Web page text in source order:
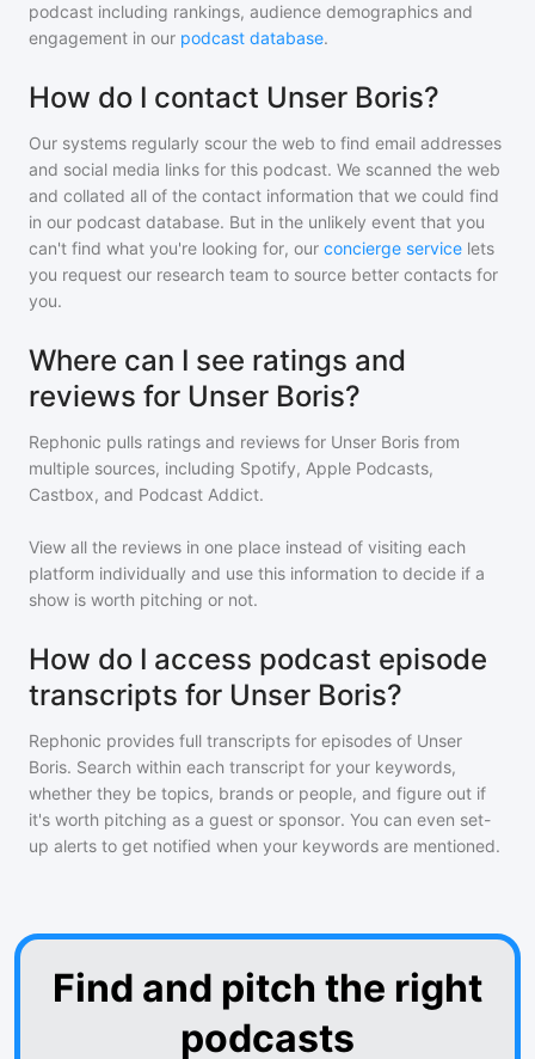
podcast including rankings, audience demographics and
engagement in our podcast database.
How do I contact Unser Boris?
Our systems regularly scour the web to find email addresses
and social media links for this podcast. We scanned the web
and collated all of the contact information that we could find
in our podcast database. But in the unlikely event that you
can't find what you're looking for, our concierge service lets
you request our research team to source better contacts for
you.
Where can I see ratings and
reviews for Unser Boris?
Rephonic pulls ratings and reviews for Unser Boris from
multiple sources, including Spotify, Apple Podcasts,
Castbox, and Podcast Addict.
View all the reviews in one place instead of visiting each
platform individually and use this information to decide if a
show is worth pitching or not.
How do I access podcast episode
transcripts for Unser Boris?
Rephonic provides full transcripts for episodes of Unser
Boris. Search within each transcript for your keywords,
whether they be topics, brands or people, and figure out if
it's worth pitching as a guest or sponsor. You can even set-
up alerts to get notified when your keywords are mentioned.
Find and pitch the right
podcasts